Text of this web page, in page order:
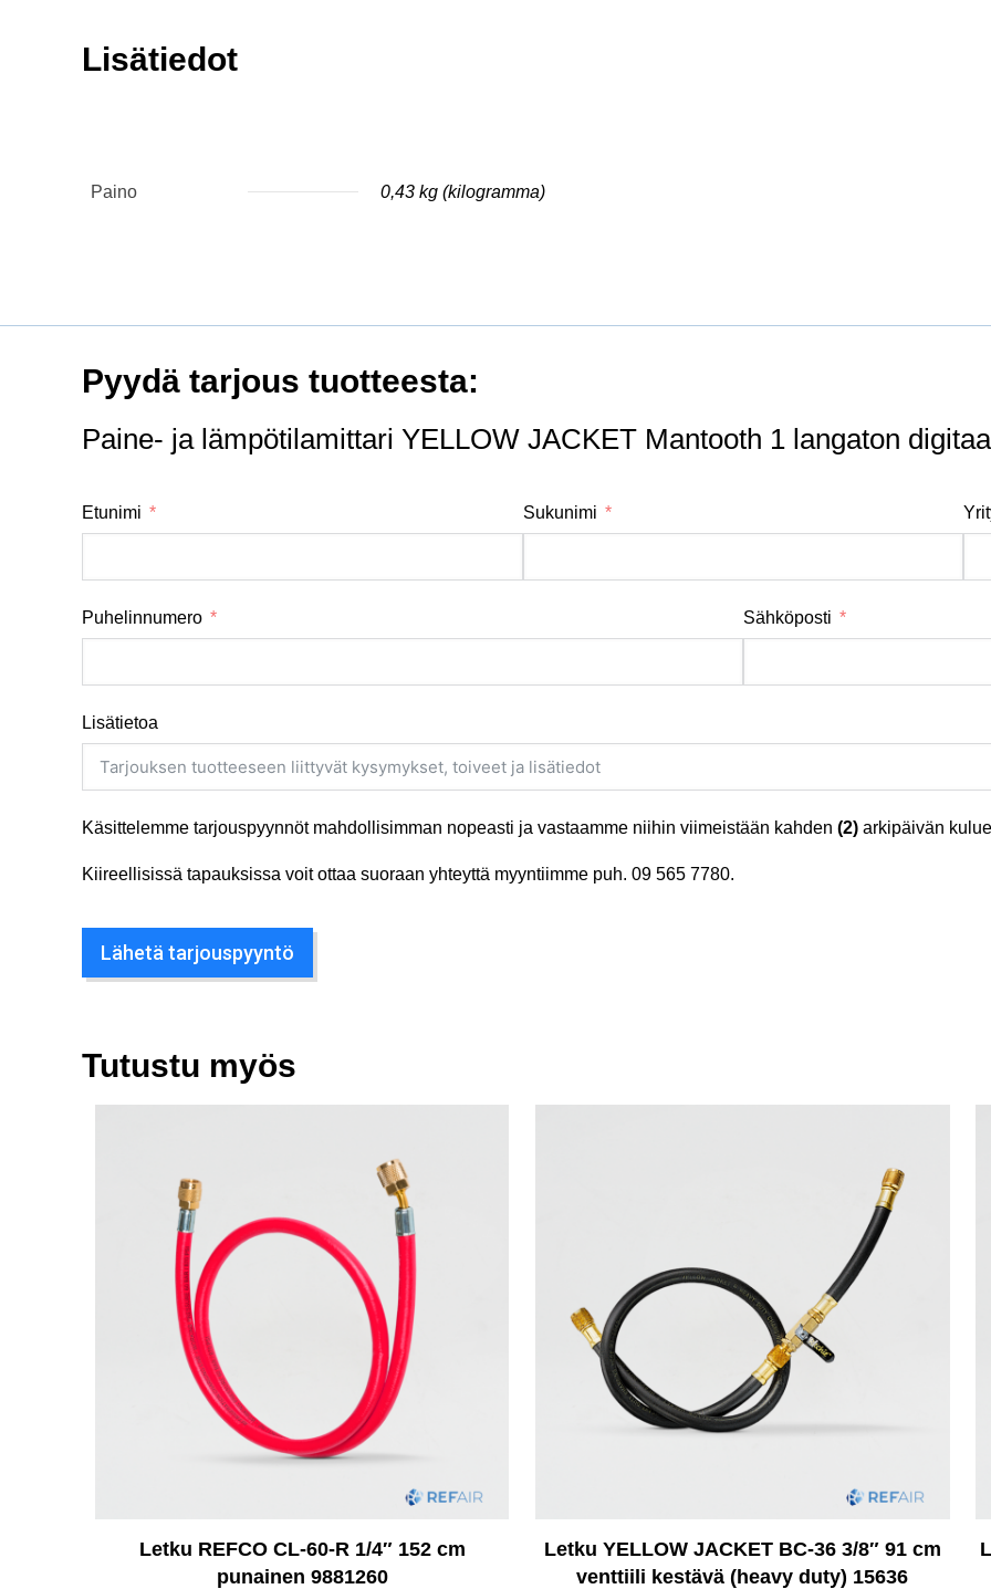
Lisätiedot
Paino 0,43 kg (kilogramma)
Pyydä tarjous tuotteesta:
Paine- ja lämpötilamittari YELLOW JACKET Mantooth 1 langaton
Etunimi Sukunimi
Puhelinnumero Sähköposti
Lisätietoa
Käsittelemme tarjouspyynnöt mahdollisimman nopeasti ja vastaamme niihin viimeistään kahden (2) arkipäivän
Kiireellisissä tapauksissa voit ottaa suoraan yhteyttä myyntiimme puh. 09 565 7780.
Lähetä tarjouspyyntö
Tutustu myös
Letku REFCO CL-60-R 1/4″ 152 cm
punainen 9881260
Letku YELLOW JACKET BC-36 3/8″ 91 cm
venttiili kestävä (heavy duty) 15636